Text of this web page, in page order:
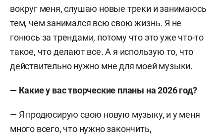
вокруг меня, слушаю новые треки и занимаюсь
тем, чем занимался всю свою жизнь. Я не
гонюсь за трендами, потому что это уже что-то
такое, что делают все. А я использую то, что
действительно нужно мне для моей музыки.
— Какие у вас творческие планы на 2026 год?
— Я продюсирую свою новую музыку, и у меня
много всего, что нужно закончить,